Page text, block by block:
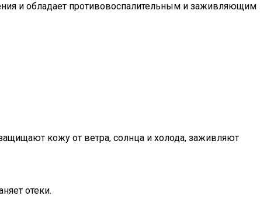
и обладает противовоспалительным и заживляющим
кожу от ветра, солнца и холода, заживляют
отеки.